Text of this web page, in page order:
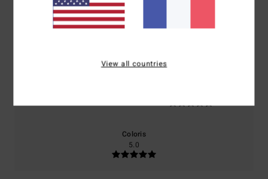
Confort
Rapport qualité / prix
Coloris
5.0
View all countries